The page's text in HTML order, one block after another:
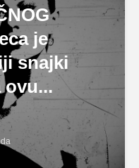
je
snajki
ovu...